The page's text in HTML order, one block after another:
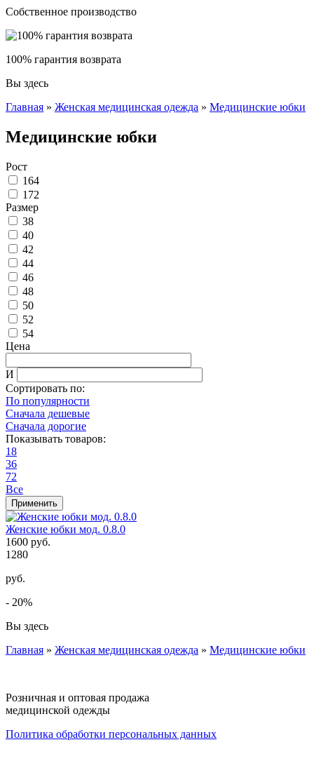
Собственное производство
100% гарантия возврата
Вы здесь
Главная » Женская медицинская одежда » Медицинские юбки
Медицинские юбки
Рост
164
172
Размер
38
40
42
44
46
48
50
52
54
Цена
И
Сортировать по:
По популярности
Сначала дешевые
Сначала дорогие
Показывать товаров:
18
36
72
Все
Применить
Женские юбки мод. 0.8.0
1600 руб.
1280
руб.
- 20%
Вы здесь
Главная » Женская медицинская одежда » Медицинские юбки
Розничная и оптовая продажа
медицинской одежды
Политика обработки персональных данных